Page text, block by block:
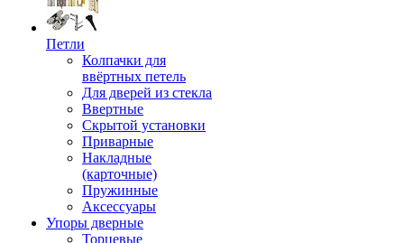
Петли
Колпачки для
ввёртных петель
Для дверей из стекла
Ввертные
Скрытой установки
Приварные
Накладные
(карточные)
Пружинные
Аксессуары
Упоры дверные
Торцевые